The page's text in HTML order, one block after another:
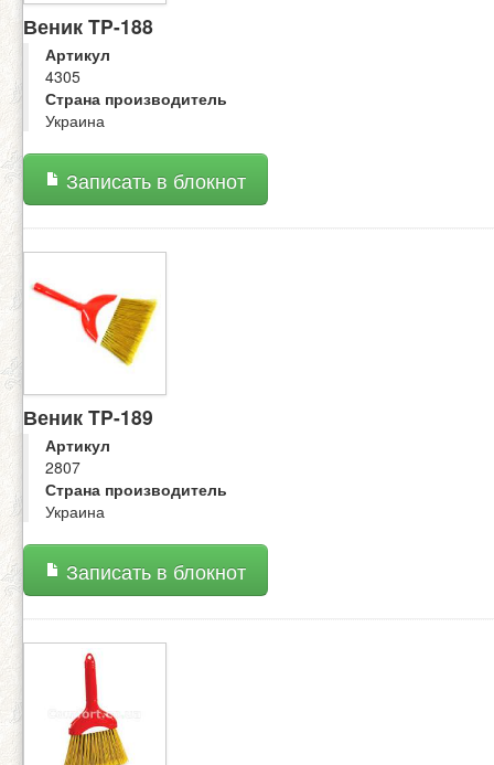
Веник TP-188
Артикул
4305
Страна производитель
Украина
Записать в блокнот
Веник TP-189
Артикул
2807
Страна производитель
Украина
Записать в блокнот